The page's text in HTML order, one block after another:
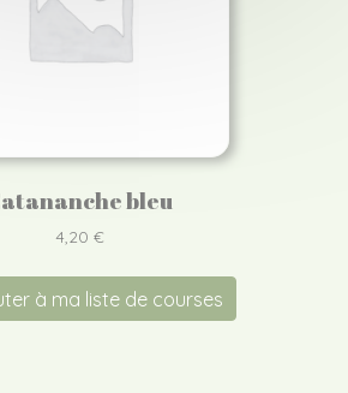
bleu
4,20 €
à ma liste de courses